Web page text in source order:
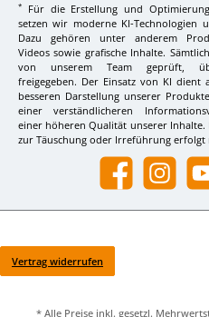
*
Für die Erstellung und
setzen wir moderne KI-Technologien
Dazu gehören unter anderem
Videos sowie grafische Inhalte.
von unserem Team geprüft,
freigegeben. Der Einsatz von KI dient
besseren Darstellung unserer
einer verständlicheren
einer höheren Qualität unserer Inhalte.
zur Täuschung oder Irreführung erfolgt
Facebook Instagram
Vertrag widerrufen
* Alle Preise inkl. gesetzl.